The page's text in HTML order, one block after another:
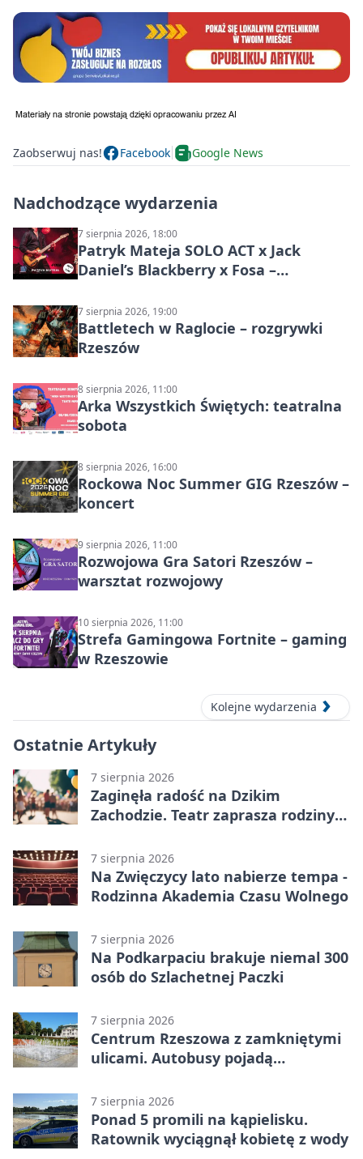
Zaobserwuj nas! Facebook Google News
Nadchodzące wydarzenia
7 sierpnia 2026, 18:00
Patryk Mateja SOLO ACT x Jack
Daniel’s Blackberry x Fosa –
7 sierpnia 2026, 19:00
Battletech w Raglocie – rozgrywki
Rzeszów
8 sierpnia 2026, 11:00
Arka Wszystkich Świętych: teatralna
sobota
8 sierpnia 2026, 16:00
Rockowa Noc Summer GIG Rzeszów –
koncert
9 sierpnia 2026, 11:00
Rozwojowa Gra Satori Rzeszów –
warsztat rozwojowy
10 sierpnia 2026, 11:00
Strefa Gamingowa Fortnite – gaming
w Rzeszowie
Kolejne wydarzenia
Ostatnie Artykuły
7 sierpnia 2026
Zaginęła radość na Dzikim
Zachodzie. Teatr zaprasza rodziny
7 sierpnia 2026
Na Zwięczycy lato nabierze tempa -
Rodzinna Akademia Czasu Wolnego
7 sierpnia 2026
Na Podkarpaciu brakuje niemal 300
osób do Szlachetnej Paczki
7 sierpnia 2026
Centrum Rzeszowa z zamkniętymi
ulicami. Autobusy pojadą
7 sierpnia 2026
Ponad 5 promili na kąpielisku.
Ratownik wyciągnął kobietę z wody